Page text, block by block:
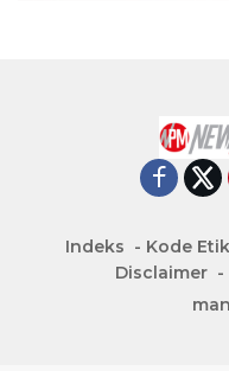
Indeks Kode Etik
Disclaimer